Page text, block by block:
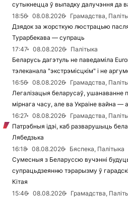
сутыкнецца ў выпадку далучэння да
18:56
08.08.2026
Грамадства,
Дзядок за жорсткую люстрацыю
Турарбекава — супраць
17:47
08.08.2026
Палітыка
Беларусь дагэтуль не паведаміла
тэлеканала "экстрэмісцкім" і не
16:56
08.08.2026
Грамадства,
Легалізацыя беларусаў, ушанаванне
мірнага часу, але ва Украіне вайна
16:27
08.08.2026
Грамадства,
Патрэбныя ідэі, каб разварушыць
Лябедзька
16:18
08.08.2026
Бяспека, Палітыка
Сумесныя з Беларуссю вучэнні
супрацьдзеянню тэрарызму ў
Кітая
15:46
08.08.2026
Грамадства,